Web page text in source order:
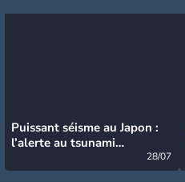
Puissant séisme au Japon :
l’alerte au tsunami
28/07